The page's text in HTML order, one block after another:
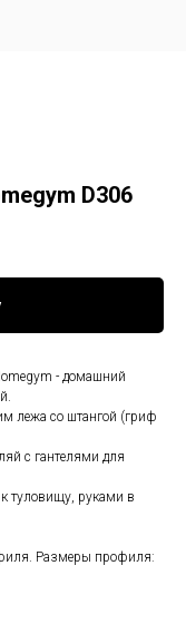
D306
- домашний
лежа со штангой (гриф
с гантелями для
туловищу, руками в
Размеры профиля: